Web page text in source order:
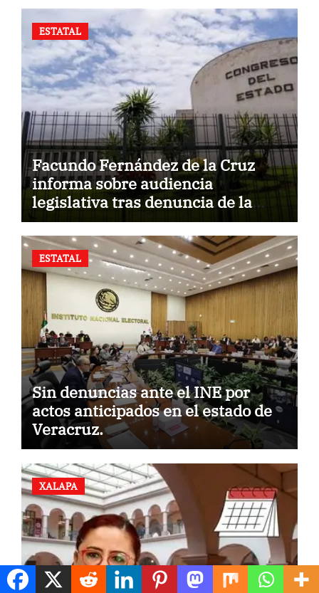
ESTATAL
Facundo Fernández de la Cruz
informa sobre audiencia
legislativa tras denuncia de la
Fiscalía.
ESTATAL
Sin denuncias ante el INE por
actos anticipados en el estado de
Veracruz.
XALAPA